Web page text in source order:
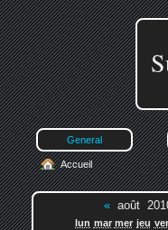
General
Accueil
«août
lun mar mer jeu